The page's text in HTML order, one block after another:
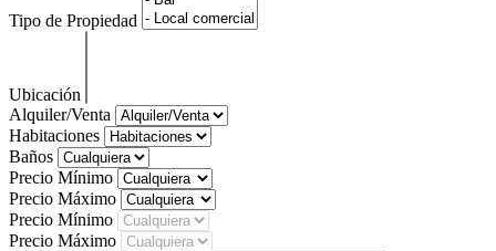
Tipo de Propiedad
Ubicación
Alquiler/Venta
Habitaciones
Baños
Precio Mínimo
Precio Máximo
Precio Mínimo
Precio Máximo